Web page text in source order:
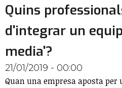
Quins
d'integrar un
media'?
21/01/2019 - 00:00
Quan una empresa aposta